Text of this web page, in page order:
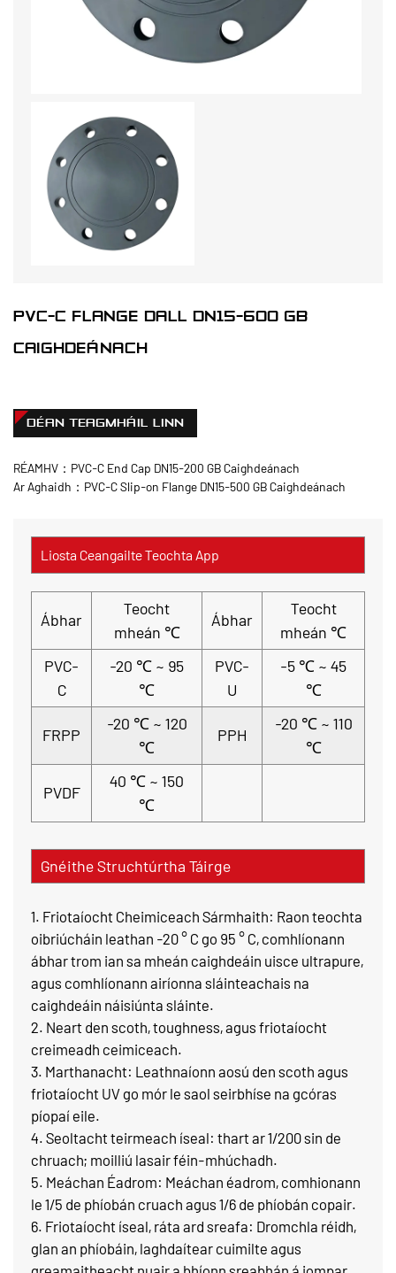
PVC-C FLANGE DALL DN15-600 GB
CAIGHDEÁNACH
DÉAN TEAGMHÁIL LINN
RÉAMHV：PVC-C End Cap DN15-200 GB Caighdeánach
Ar Aghaidh：PVC-C Slip-on Flange DN15-500 GB Caighdeánach
Liosta Ceangailte Teochta App
Ábhar
Teocht
mheán ℃
Ábhar
Teocht
mheán ℃
PVC-
C
-20 ℃ ~ 95
℃
PVC-
U
-5 ℃ ~ 45
℃
FRPP
-20 ℃ ~ 120
℃
PPH
-20 ℃ ~ 110
℃
PVDF
40 ℃ ~ 150
℃
Gnéithe Struchtúrtha Táirge
1. Friotaíocht Cheimiceach Sármhaith: Raon teochta
oibriúcháin leathan -20 ° C go 95 ° C, comhlíonann
ábhar trom ian sa mheán caighdeáin uisce ultrapure,
agus comhlíonann airíonna sláinteachais na
caighdeáin náisiúnta sláinte.
2. Neart den scoth, toughness, agus friotaíocht
creimeadh ceimiceach.
3. Marthanacht: Leathnaíonn aosú den scoth agus
friotaíocht UV go mór le saol seirbhíse na gcóras
píopaí eile.
4. Seoltacht teirmeach íseal: thart ar 1/200 sin de
chruach; moilliú lasair féin-mhúchadh.
5. Meáchan Éadrom: Meáchan éadrom, comhionann
le 1/5 de phíobán cruach agus 1/6 de phíobán copair.
6. Friotaíocht íseal, ráta ard sreafa: Dromchla réidh,
glan an phíobáin, laghdaítear cuimilte agus